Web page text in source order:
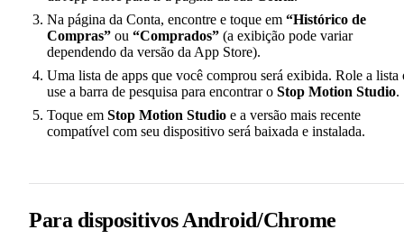
Na página da Conta, encontre e toque em “Histórico de
Compras” ou “Comprados” (a exibição pode variar
dependendo da versão da App Store).
Uma lista de apps que você comprou será exibida. Role a lista
use a barra de pesquisa para encontrar o Stop Motion Studio.
Toque em Stop Motion Studio e a versão mais recente
compatível com seu dispositivo será baixada e instalada.
Para dispositivos Android/Chrome